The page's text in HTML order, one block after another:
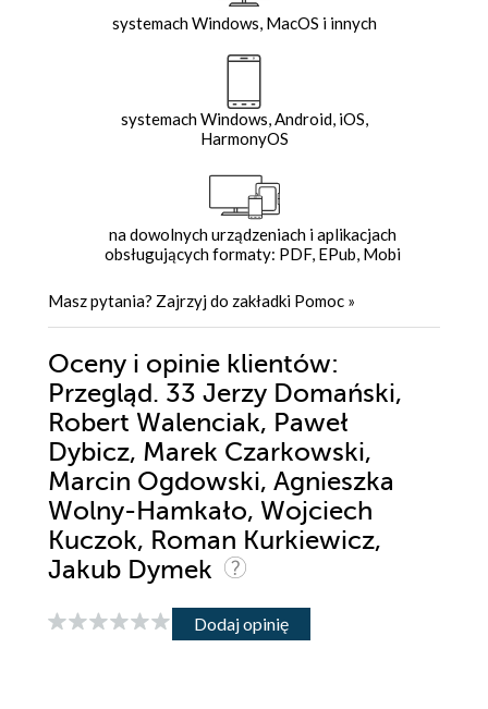
systemach Windows, MacOS i innych
systemach Windows, Android, iOS,
HarmonyOS
na dowolnych urządzeniach i aplikacjach
obsługujących formaty: PDF, EPub, Mobi
Masz pytania? Zajrzyj do zakładki Pomoc »
Oceny i opinie klientów:
Przegląd. 33 Jerzy Domański,
Robert Walenciak, Paweł
Dybicz, Marek Czarkowski,
Marcin Ogdowski, Agnieszka
Wolny-Hamkało, Wojciech
Kuczok, Roman Kurkiewicz,
Jakub Dymek
Dodaj opinię